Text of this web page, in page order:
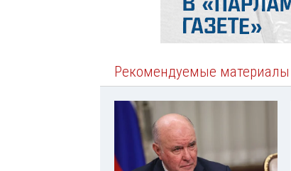
Рекомендуемые материалы